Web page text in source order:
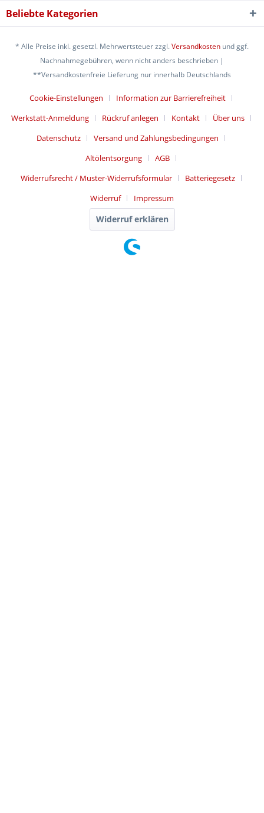
Beliebte Kategorien
* Alle Preise inkl. gesetzl. Mehrwertsteuer zzgl.Versandkosten und ggf.
Nachnahmegebühren, wenn nicht anders beschrieben |
**Versandkostenfreie Lieferung nur innerhalb Deutschlands
Cookie-Einstellungen
Information zur Barrierefreiheit
Werkstatt-Anmeldung
Rückruf anlegen Kontakt
Über uns
Datenschutz
Versand und Zahlungsbedingungen
Altölentsorgung
AGB
Widerrufsrecht / Muster-Widerrufsformular
Batteriegesetz
Widerruf
Impressum
Widerruf erklären